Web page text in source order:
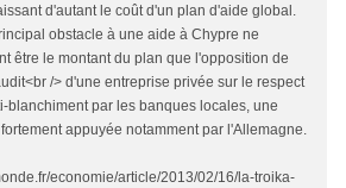
d'autant le coût d'un plan d'aide global.
obstacle à une aide à Chypre ne
être le montant du plan que l'opposition de
/> d'une entreprise privée sur le respect
blanchiment par les banques locales, une
appuyée notamment par l'Allemagne.
economie/article/2013/02/16/la-troika-